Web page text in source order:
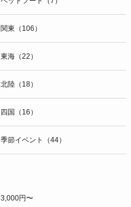
関東（106）
東海（22）
北陸（18）
四国（16）
季節イベント（44）
3,000円〜